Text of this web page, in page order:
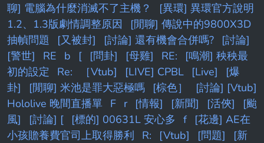
聊] 電腦為什麼消滅不了主機？
[異環] 異環官方說明
1.2、1.3版劇情調整原因
[閒聊] 傳說中的9800X3D
抽幀問題
[又被封] [討論] 還有機會合併嗎?
[討論]
[警世]
RE b [ [問卦] [母雞] RE:
[鳴潮] 秧秧最
初的設定
Re: ［Vtub] [LIVE] CPBL [Live]
[爆
卦]
[閒聊] 米池是罪大惡極嗎 [棕色］
[討論] [Vtub]
Hololive 晚間直播單 F r [情報] [新聞] [活俠]
[颱
風]
[討論] [ [標的] 00631L 安心多 f
[花邊] AE在
小孩贍養費官司上取得勝利
R: [Vtub] [問題]
[新